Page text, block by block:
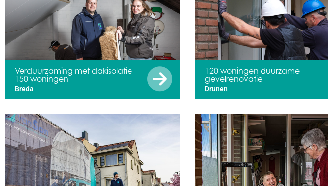
Verduurzaming met dakisolatie
150 woningen
Breda
120 woningen duurzame
gevelrenovatie
Drunen